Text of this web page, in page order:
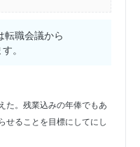
職会議から
。
た。残業込みの年俸でもあ
せることを目標にしてにし